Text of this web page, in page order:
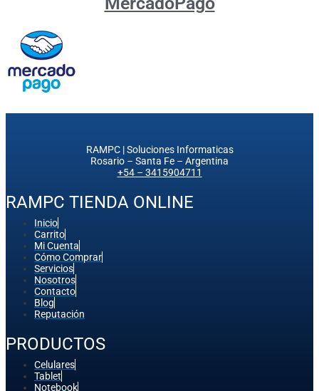
RAMPC | Soluciones Informaticas
Rosario – Santa Fe – Argentina
+54 – 3415904711
RAMPC TIENDA ONLINE
Inicio
Carrito
Mi Cuenta
Cómo Comprar
Servicios
Nosotros
Contacto
Blog
Reputación
PRODUCTOS
Celulares
Tablet
Notebook